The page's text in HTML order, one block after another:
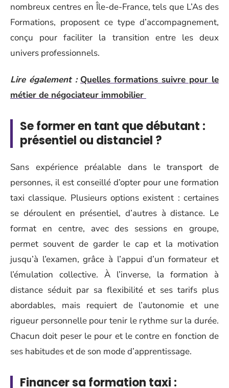
nombreux centres en Île-de-France, tels que L’As des
Formations, proposent ce type d’accompagnement,
conçu pour faciliter la transition entre les deux
univers professionnels.
Lire également : Quelles formations suivre pour le
métier de négociateur immobilier
Se former en tant que débutant :
présentiel ou distanciel ?
Sans expérience préalable dans le transport de
personnes, il est conseillé d’opter pour une formation
taxi classique. Plusieurs options existent : certaines
se déroulent en présentiel, d’autres à distance. Le
format en centre, avec des sessions en groupe,
permet souvent de garder le cap et la motivation
jusqu’à l’examen, grâce à l’appui d’un formateur et
l’émulation collective. À l’inverse, la formation à
distance séduit par sa flexibilité et ses tarifs plus
abordables, mais requiert de l’autonomie et une
rigueur personnelle pour tenir le rythme sur la durée.
Chacun doit peser le pour et le contre en fonction de
ses habitudes et de son mode d’apprentissage.
Financer sa formation taxi :